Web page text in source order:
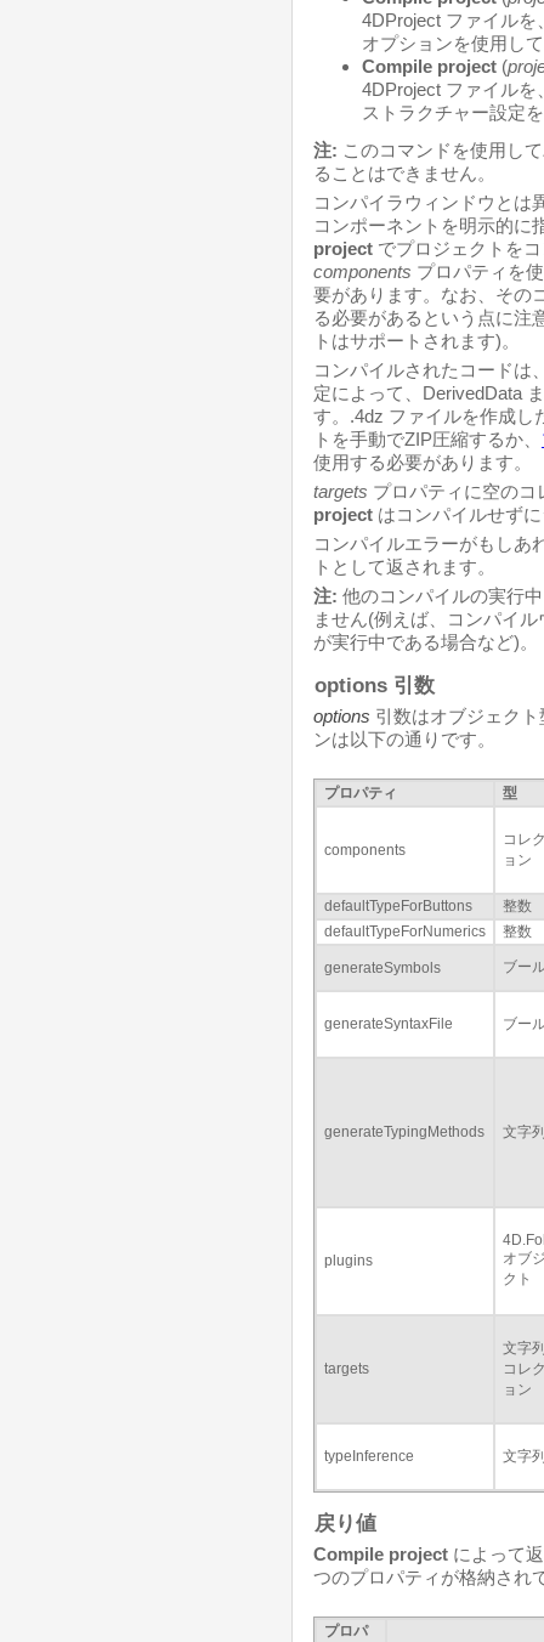
4DProject ファイル
オプションを使用し
Compile project (
4DProject ファイルを
ストラクチャー設定
注: このコマンドを使用し
ることはできません。
コンパイラウィンドウとは
コンポーネントを明示的に
project でプロジェクトを
components プロパティを
要があります。なお、その
る必要があるという点に注
トはサポートされます)。
コンパイルされたコードは
定によって、DerivedData
す。.4dz ファイルを作成し
トを手動でZIP圧縮するか、
使用する必要があります。
targets プロパティに空の
project はコンパイルせず
コンパイルエラーがもしあ
トとして返されます。
注: 他のコンパイルの実行
ません(例えば、コンパイ
が実行中である場合など)。
options 引数
options 引数はオブジェク
ンは以下の通りです。
プロパティ 型
components
コレ
ョン
defaultTypeForButtons
整数
defaultTypeForNumerics
整数
generateSymbols ブー
generateSyntaxFile ブー
generateTypingMethods 文字
plugins
オブ
クト
targets
文字
コレ
ョン
typeInference 文字
戻り値
Compile project によって
つのプロパティが格納され
プロパ